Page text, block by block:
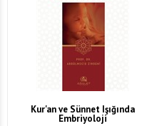
Kur'an ve Sünnet Işığında
Embriyoloji